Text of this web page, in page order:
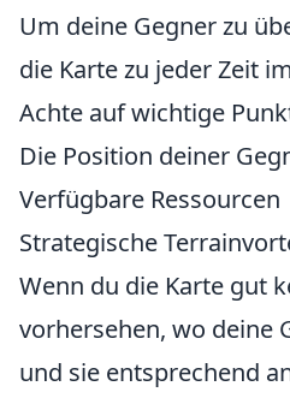
Um deine Gegner zu
die Karte zu jeder Zeit
Achte auf wichtige
Die Position deiner
Verfügbare Ressourcen
Strategische
Wenn du die Karte gut
vorhersehen, wo deine
und sie entsprechend